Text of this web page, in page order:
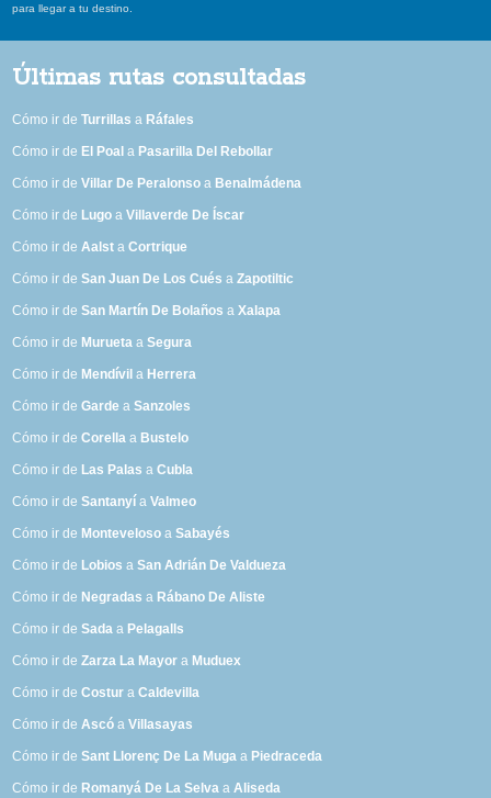
para llegar a tu destino.
Últimas rutas consultadas
Cómo ir deTurrillas a Ráfales
Cómo ir de El Poal a Pasarilla Del Rebollar
Cómo ir deVillar De Peralonso a Benalmádena
Cómo ir de Lugo aVillaverde De Íscar
Cómo ir deAalst aCortrique
Cómo ir deSan Juan De Los Cués aZapotiltic
Cómo ir deSan Martín De Bolaños aXalapa
Cómo ir de Murueta aSegura
Cómo ir de Mendívil a Herrera
Cómo ir deGarde aSanzoles
Cómo ir deCorella a Bustelo
Cómo ir de Las Palas aCubla
Cómo ir deSantanyí aValmeo
Cómo ir de Monteveloso aSabayés
Cómo ir de Lobios aSan Adrián De Valdueza
Cómo ir de Negradas a Rábano De Aliste
Cómo ir deSada a Pelagalls
Cómo ir deZarza La Mayor a Muduex
Cómo ir deCostur aCaldevilla
Cómo ir deAscó aVillasayas
Cómo ir deSant Llorenç De La Muga a Piedraceda
Cómo ir de Romanyá De La Selva aAliseda